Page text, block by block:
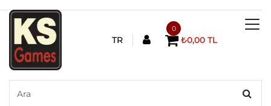
TR
0
₺0,00 TL